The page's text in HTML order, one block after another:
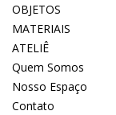
OBJETOS
MATERIAIS
ATELIÊ
Quem Somos
Nosso Espaço
Contato